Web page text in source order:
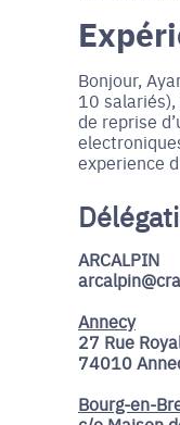
Bonjour,
10
de reprise
experience
ARCALPIN
Annecy
27 Rue
74010
Bourg-en-